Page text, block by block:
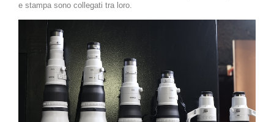
e stampa sono collegati tra loro.